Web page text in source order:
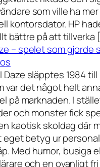
som ville ha
kontorsdator. HP
bättre på att tillverka
– spelet som gjorde
Daze släpptes 1984 till
var det något helt
på marknaden. I
och monster fick
kaotisk skoldag där
eget betyg ur
Med humor, busiga
och en ovanligt